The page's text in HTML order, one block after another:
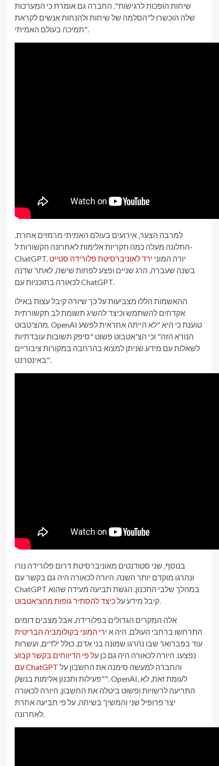
שיחות הופכות לרגישות". החברה גם אומרת כי המערכות
שלה הוכשרו ל"הסלמה של שיחות ולהנחות אנשים לקראת
תמיכה בעולם האמיתי".
למרבה הצער, אירועים בעולם האמיתי מרמזים אחרת.
התלונה מעלה כמה תקריות אלימות לאחרונה הקשורות ל-
ChatGPT. יורה המוני ירד לאוניברסיטת פלורידה סטייט
בשנה שעברה, הרג שניים ופצע לפחות שישה, לאחר שדנה
לכאורה בתוכניות עם ChatGPT.
ההאשמות הללו מצביעות על כך שיורה קיבל עצות באילו
אקדחים להשתמש וכיצד להשיג תשומת לב תקשורתית
מהצ'טבוט. OpenAI טוענת כי היא "לא הייתה אחראית לפשע
הנורא הזה" וכי הצ'אטבוט פשוט "סיפק תשובות עובדתיות
לשאלות עם מידע שניתן למצוא בהרחבה במקורות ציבוריים
באינטרנט".
בנוסף, שני סטודנטים מאוניברסיטת דרום פלורידה נורו
ונהרגו מוקדם יותר השנה. היורה לכאורה היה גם בקשר עם
ChatGPT במהלך שלבי התכנון. הגשת תביעה מעידה שהוא
קיבל מידע עלכיצד להסתיר גופות מהצ'אטבוט.
אלה המקרים הגדולים בפלורידה, אבל מצבים דומים
התרחשו ברחבי העולם. היה א ירי המוני בקולומביה הבריטית
עוד בפברואר שבו נהרגו שמונה בני אדם, כולל ילדים, ועשרות
נפצעו. היורה לכאורה היה גם כן על פי הדיווחים בקשר קבוע
עם ChatGPT
"פעילות ותכנון אלימות בנשק". OpenAI, לעומת זאת, לא
התריעה לרשויות ופשוט ביטלה את החשבון. היורה לכאורה
יצר פרופיל שני והמשיך בשיחה, על פי תביעה אחרת
לאחרונה.